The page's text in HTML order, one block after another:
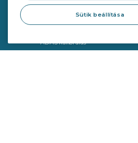
ADAS kalibrálás
Sütik beállítása